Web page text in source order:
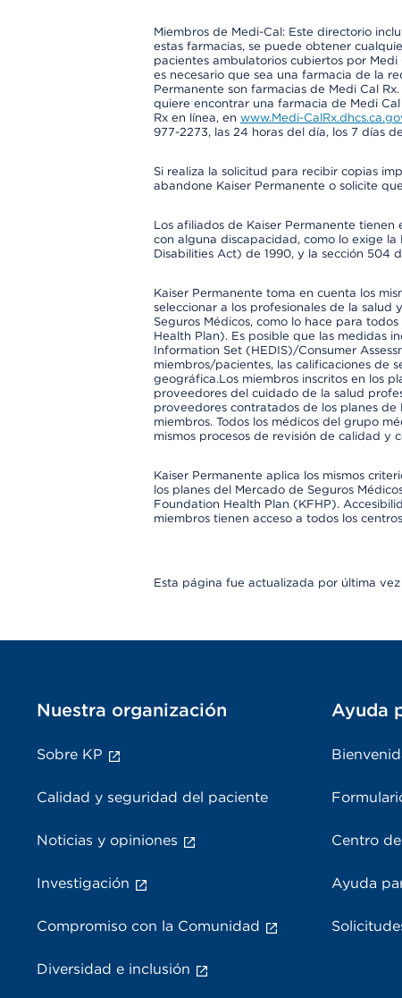
Miembros de Medi-Cal: Este directorio
estas farmacias, se puede obtener
pacientes ambulatorios cubiertos por
es necesario que sea una farmacia de la
Permanente son farmacias de Medi Cal
quiere encontrar una farmacia de Medi
Rx en línea, en www.Medi-
977-2273, las 24 horas del día, los 7 días
Si realiza la solicitud para recibir copias
abandone Kaiser Permanente o solicite
Los afiliados de Kaiser Permanente tienen
con alguna discapacidad, como lo exige
Disabilities Act) de 1990, y la sección 504
Kaiser Permanente toma en cuenta los
seleccionar a los profesionales de la salud
Seguros Médicos, como lo hace para
Health Plan). Es posible que las medidas
Information Set (HEDIS)/Consumer
miembros/pacientes, las calificaciones de
geográfica.Los miembros inscritos en los
proveedores del cuidado de la salud
proveedores contratados de los planes
miembros. Todos los médicos del grupo
mismos procesos de revisión de calidad y
Kaiser Permanente aplica los mismos
los planes del Mercado de Seguros
Foundation Health Plan (KFHP).
miembros tienen acceso a todos los
Esta página fue actualizada por última
Nuestra organización
Sobre KP
Calidad y seguridad del paciente
Noticias y opiniones
Investigación
Compromiso con la Comunidad
Diversidad e inclusión
Ayuda
Centro
Ayuda